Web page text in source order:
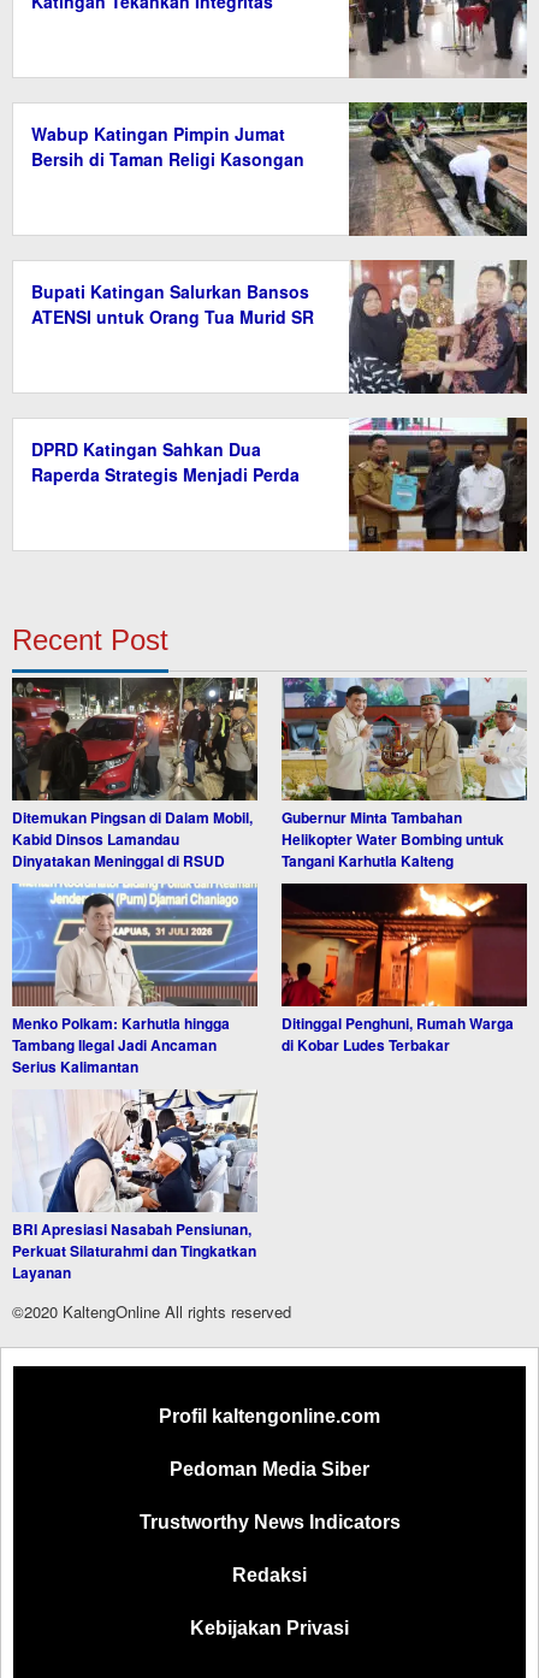
Wabup Katingan Pimpin Jumat
Bersih di Taman Religi Kasongan
Bupati Katingan Salurkan Bansos
ATENSI untuk Orang Tua Murid SR
DPRD Katingan Sahkan Dua
Raperda Strategis Menjadi Perda
Recent Post
Ditemukan Pingsan di Dalam Mobil,
Kabid Dinsos Lamandau
Dinyatakan Meninggal di RSUD
Gubernur Minta Tambahan
Helikopter Water Bombing untuk
Tangani Karhutla Kalteng
Menko Polkam: Karhutla hingga
Tambang Ilegal Jadi Ancaman
Serius Kalimantan
Ditinggal Penghuni, Rumah Warga
di Kobar Ludes Terbakar
BRI Apresiasi Nasabah Pensiunan,
Perkuat Silaturahmi dan Tingkatkan
Layanan
©2020 KaltengOnline All rights reserved
Profil kaltengonline.com
Pedoman Media Siber
Trustworthy News Indicators
Redaksi
Kebijakan Privasi